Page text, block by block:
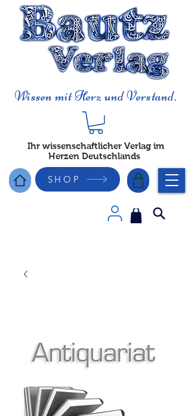
Wissen mit Herz und Verstand.
Ihr wissenschaftlicher Verlag im
Herzen Deutschlands
SHOP